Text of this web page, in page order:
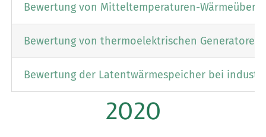
Bewertung von Mitteltemperaturen-
Bewertung von thermoelektrischen
Bewertung der Latentwärmespeicher bei
2020